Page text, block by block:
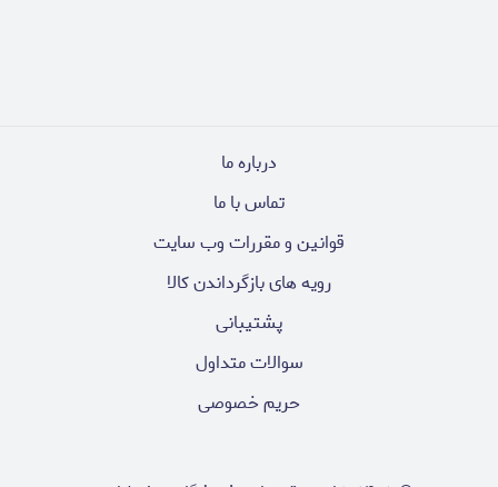
درباره ما
تماس با ما
قوانین و مقررات وب سایت
رویه های بازگرداندن کالا
پشتیبانی
سوالات متداول
حریم خصوصی